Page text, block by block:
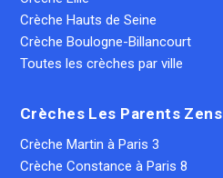
Crèche Hauts de Seine
Crèche Boulogne-Billancourt
Toutes les crèches par ville
Crèches Les Parents Zens
Crèche Martin à Paris 3
Crèche Constance à Paris 8